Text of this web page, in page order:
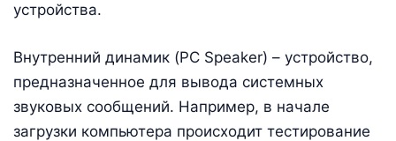
устройства.
Внутренний динамик (PC Speaker) – устройство,
предназначенное для вывода системных
звуковых сообщений. Например, в начале
загрузки компьютера происходит тестирование